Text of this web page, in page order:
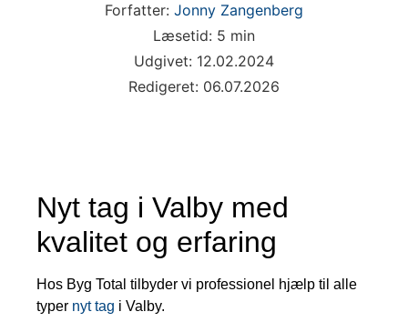
Forfatter: Jonny Zangenberg
Læsetid: 5 min
Udgivet: 12.02.2024
Redigeret: 06.07.2026
Nyt tag i Valby med
kvalitet og erfaring
Hos Byg Total tilbyder vi professionel hjælp til alle
typer nyt tag i Valby.